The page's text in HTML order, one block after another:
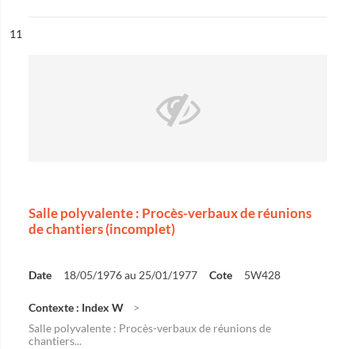
n°
11
Salle polyvalente : Procès-verbaux de réunions
de chantiers (incomplet)
Date 18/05/1976 au 25/01/1977 Cote 5W428
Contexte : Index W
Salle polyvalente : Procès-verbaux de réunions de
chantiers...